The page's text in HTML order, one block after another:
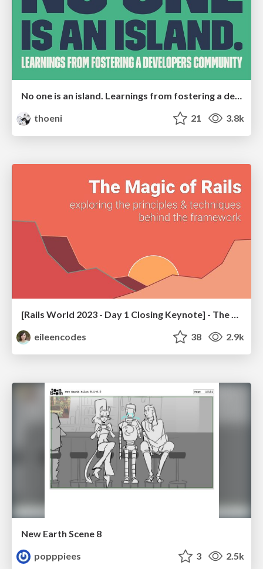
No one is an island. Learnings from fostering a developers community.
thoeni
21 3.8k
[Rails World 2023 - Day 1 Closing Keynote] - The Magic of Rails
eileencodes
38 2.9k
New Earth Scene 8
popppiees
3 2.5k